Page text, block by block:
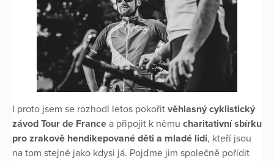
I proto jsem se rozhodl letos pokořit věhlasný cyklistický
závod Tour de France a připojit k němu charitativní sbírku
pro zrakově hendikepované děti a mladé lidi, kteří jsou
na tom stejně jako kdysi já. Pojďme jim společně pořídit